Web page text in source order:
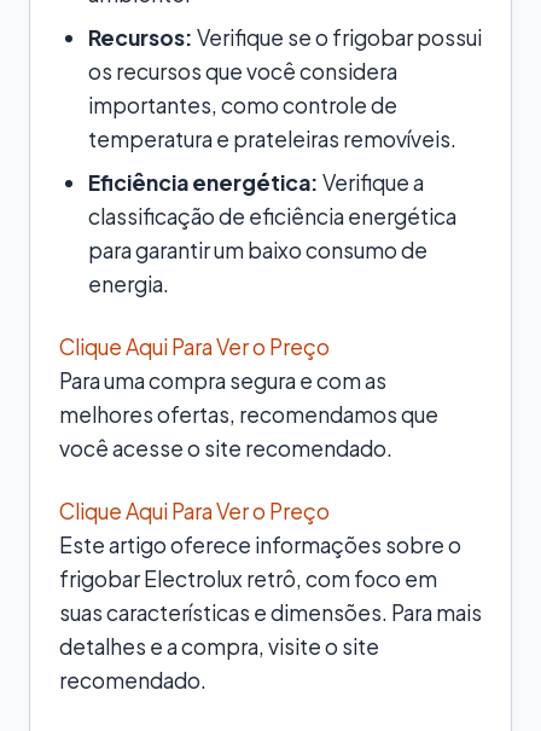
Recursos: Verifique se o frigobar possui
os recursos que você considera
importantes, como controle de
temperatura e prateleiras removíveis.
Eficiência energética: Verifique a
classificação de eficiência energética
para garantir um baixo consumo de
energia.
Clique Aqui Para Ver o Preço
Para uma compra segura e com as
melhores ofertas, recomendamos que
você acesse o site recomendado.
Clique Aqui Para Ver o Preço
Este artigo oferece informações sobre o
frigobar Electrolux retrô, com foco em
suas características e dimensões. Para mais
detalhes e a compra, visite o site
recomendado.